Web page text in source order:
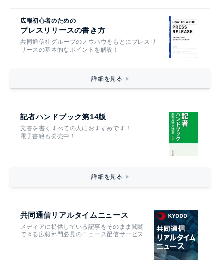
広報初心者のための
プレスリリースの書き方
共同通信社グループのノウハウをもとにプレスリ
リースの基本的なポイントを解説！
詳細を見る
記者ハンドブック第14版
文書を書くすべての人におすすめです！
電子書籍も発売中！
詳細を見る
共同通信リアルタイムニュース
メディアに提供している記事をそのまま閲覧
できる広報部門必見のニュース配信サービス